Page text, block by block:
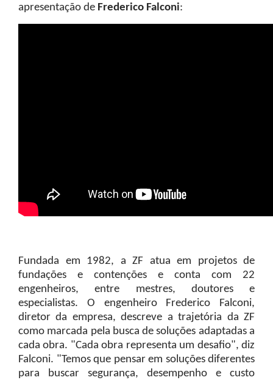
apresentação de Frederico Falconi:
Fundada em 1982, a ZF atua em projetos de
fundações e contenções e conta com 22
engenheiros, entre mestres, doutores e
especialistas. O engenheiro Frederico Falconi,
diretor da empresa, descreve a trajetória da ZF
como marcada pela busca de soluções adaptadas a
cada obra. "Cada obra representa um desafio", diz
Falconi. "Temos que pensar em soluções diferentes
para buscar segurança, desempenho e custo